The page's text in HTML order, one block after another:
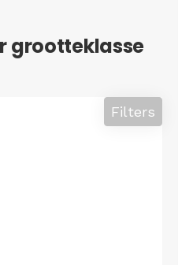
grootteklasse
Filters